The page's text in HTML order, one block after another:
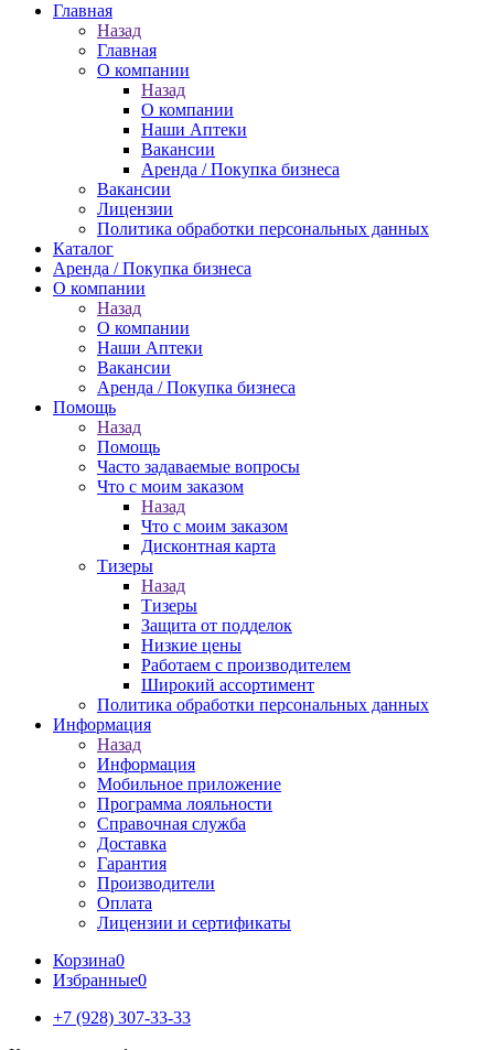
Главная
Назад
Главная
О компании
Назад
О компании
Наши Аптеки
Вакансии
Аренда / Покупка бизнеса
Вакансии
Лицензии
Политика обработки персональных данных
Каталог
Аренда / Покупка бизнеса
О компании
Назад
О компании
Наши Аптеки
Вакансии
Аренда / Покупка бизнеса
Помощь
Назад
Помощь
Часто задаваемые вопросы
Что с моим заказом
Назад
Что с моим заказом
Дисконтная карта
Тизеры
Назад
Тизеры
Защита от подделок
Низкие цены
Работаем с производителем
Широкий ассортимент
Политика обработки персональных данных
Информация
Назад
Информация
Мобильное приложение
Программа лояльности
Справочная служба
Доставка
Гарантия
Производители
Оплата
Лицензии и сертификаты
Корзина0
Избранные0
+7 (928) 307-33-33